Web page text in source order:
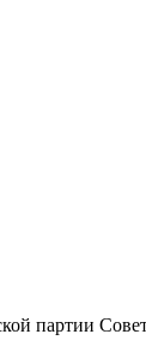
партии